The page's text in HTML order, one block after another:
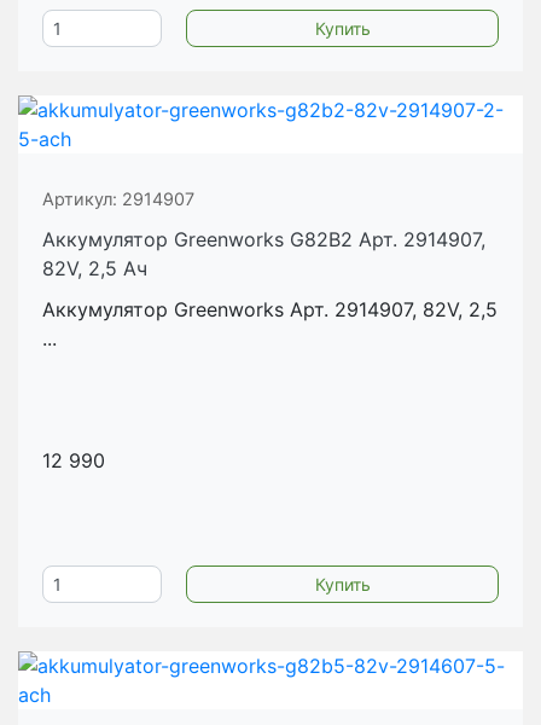
Артикул: 2914907
Аккумулятор Greenworks G82B2 Арт. 2914907,
82V, 2,5 Ач
Аккумулятор Greenworks Арт. 2914907, 82V, 2,5
...
12 990